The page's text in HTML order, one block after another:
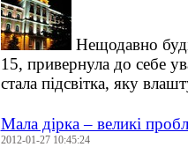
Нещодавно
15, привернула до себе
стала підсвітка, яку
Мала дірка – великі
2012-01-27 10:45:24